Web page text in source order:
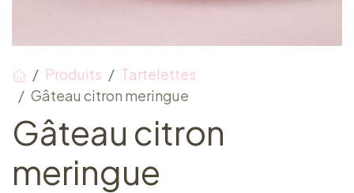
Produits
Tartelettes
Gâteau citron meringue
Gâteau citron
meringue